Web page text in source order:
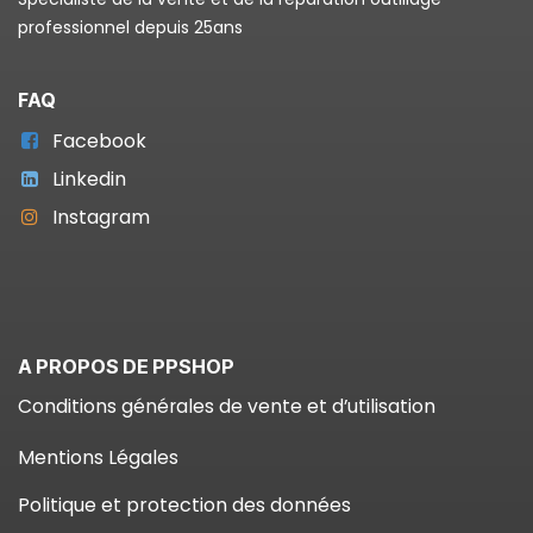
professionnel depuis 25ans
FAQ
Facebook
Linkedin
Instagram
A PROPOS DE PPSHOP
Conditions générales de vente et d’utilisation
Mentions Légales
Politique et protection des données